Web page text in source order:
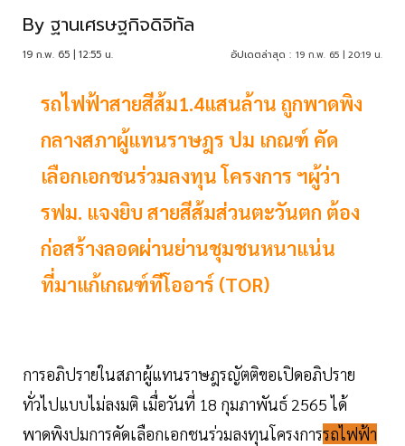
By ฐานเศรษฐกิจดิจิทัล
19 ก.พ. 65 | 12:55 น. อัปเดตล่าสุด : 19 ก.พ. 65 | 20:19 น.
รถไฟฟ้าสายสีส้ม1.4แสนล้าน ถูกพาดพิง
กลางสภาผู้แทนราษฎร ปม เกณฑ์ คัด
เลือกเอกชนร่วมลงทุน โครงการ ฯผู้ว่า
รฟม. แจงยิบ สายสีส้มส่วนตะวันตก ต้อง
ก่อสร้างลอดผ่านย่านชุมชนหนาแน่น
ที่มาแก้เกณฑ์ทีโออาร์ (TOR)
การอภิปรายในสภาผู้แทนราษฎรญัตติขอเปิดอภิปราย
ทั่วไปแบบไม่ลงมติ เมื่อวันที่ 18 กุมภาพันธ์ 2565 ได้
พาดพิงปมการคัดเลือกเอกชนร่วมลงทุนโครงการรถไฟฟ้า